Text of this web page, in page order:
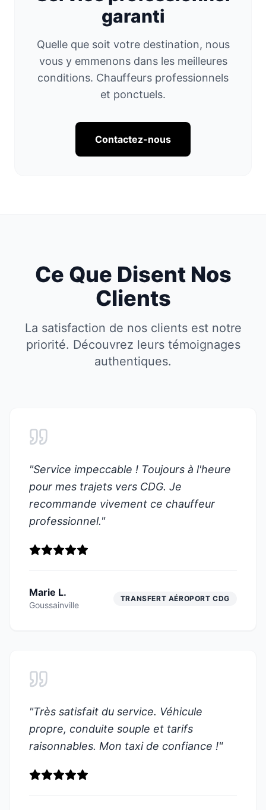
garanti
Quelle que soit votre destination, nous
vous y emmenons dans les meilleures
conditions. Chauffeurs professionnels
et ponctuels.
Contactez-nous
Ce Que Disent Nos
Clients
La satisfaction de nos clients est notre
priorité. Découvrez leurs témoignages
authentiques.
"Service impeccable ! Toujours à l'heure
pour mes trajets vers CDG. Je
recommande vivement ce chauffeur
professionnel."
Marie L.
Goussainville
TRANSFERT AÉROPORT CDG
"Très satisfait du service. Véhicule
propre, conduite souple et tarifs
raisonnables. Mon taxi de confiance !"